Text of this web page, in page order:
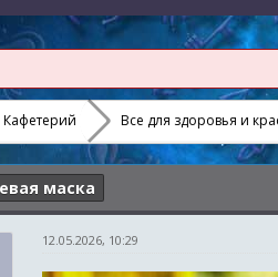
Кафетерий Все для здоровья и
маска
12.05.2026, 10:29